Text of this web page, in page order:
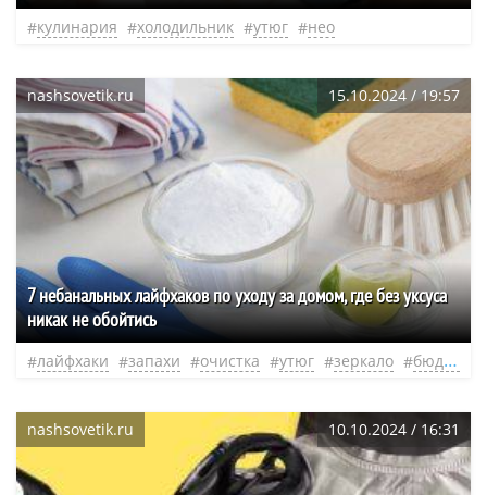
кулинария холодильник утюг нео
nashsovetik.ru 15.10.2024 / 19:57
7 небанальных лайфхаков по уходу за домом, где без уксуса
никак не обойтись
лайфхаки запахи очистка утюг зеркало бюджет
nashsovetik.ru 10.10.2024 / 16:31